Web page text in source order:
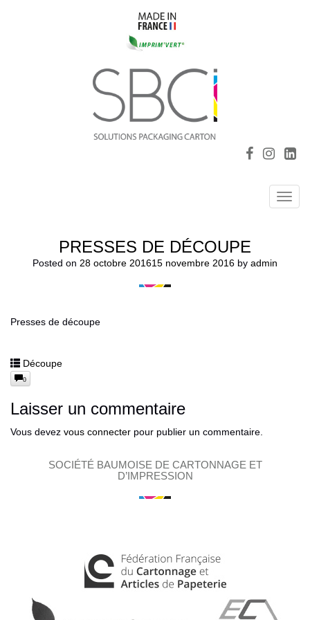
PRESSES DE DÉCOUPE
Posted on 28 octobre 201615 novembre 2016 by admin
Presses de découpe
Découpe
0
Laisser un commentaire
Vous devez vous connecter pour publier un commentaire.
SOCIÉTÉ BAUMOISE DE CARTONNAGE ET
D’IMPRESSION